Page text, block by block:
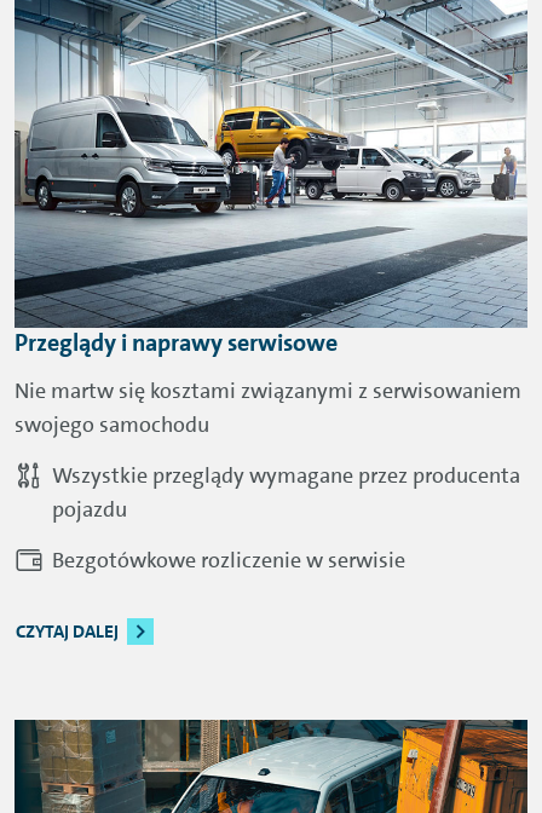
Przeglądy i naprawy serwisowe
Nie martw się kosztami związanymi z serwisowaniem
swojego samochodu
Wszystkie przeglądy wymagane przez producenta
pojazdu
Bezgotówkowe rozliczenie w serwisie
CZYTAJ DALEJ